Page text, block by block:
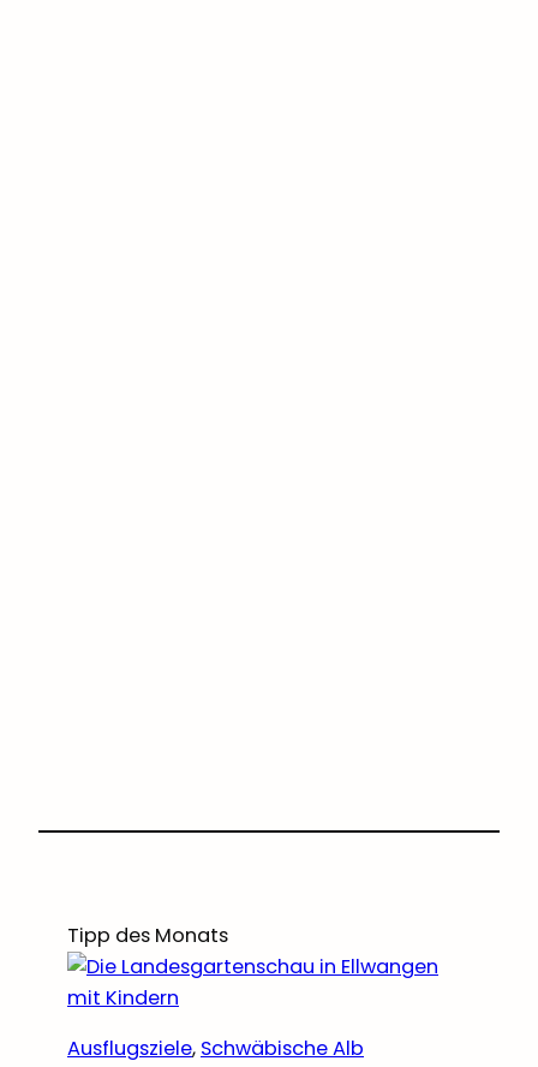
Tipp des Monats
Ausflugsziele, Schwäbische Alb